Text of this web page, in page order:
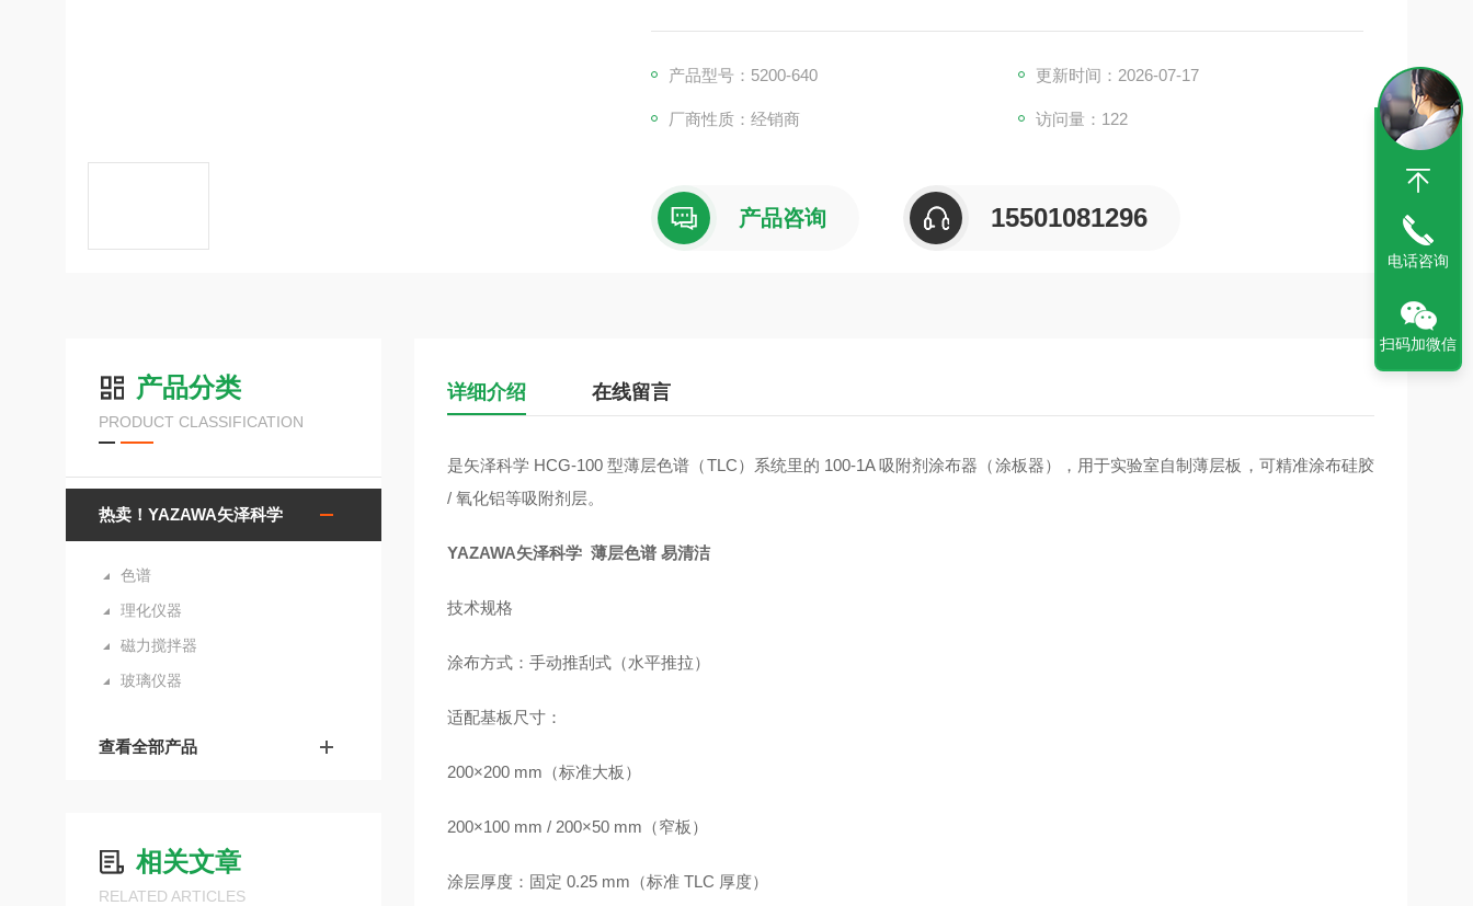
产品型号：5200-640 更新时间：2026-07-17
厂商性质：经销商 访问量：122
产品咨询 15501081296
产品分类
PRODUCT CLASSIFICATION
热卖！YAZAWA矢泽科学
色谱
理化仪器
磁力搅拌器
玻璃仪器
查看全部产品
相关文章
RELATED ARTICLES
详细介绍 在线留言
是矢泽科学 HCG-100 型薄层色谱（TLC）系统里的 100-1A 吸附剂涂布器（涂板器），用于实验室自制薄层板，可精准涂布硅胶
/ 氧化铝等吸附剂层。
YAZAWA矢泽科学 薄层色谱 易清洁
技术规格
涂布方式：手动推刮式（水平推拉）
适配基板尺寸：
200×200 mm（标准大板）
200×100 mm / 200×50 mm（窄板）
涂层厚度：固定 0.25 mm（标准 TLC 厚度）
电话咨询
扫码加微信